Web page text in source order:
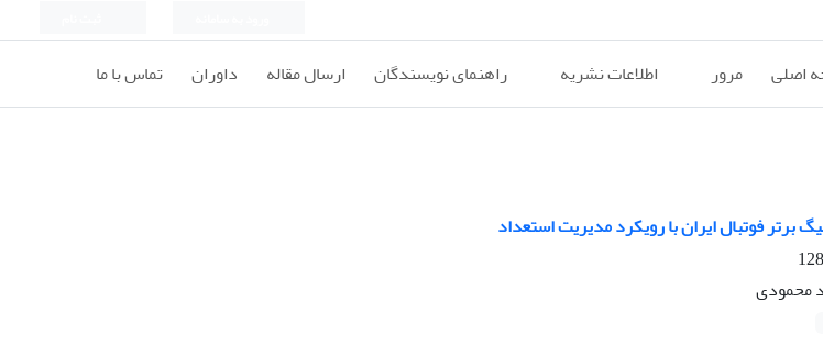
اصلی مرور اطلاعات نشریه راهنمای نویسندگان ارسال مقاله داوران تماس با ما
برتر فوتبال ایران با رویکرد مدیریت استعداد
محمودی